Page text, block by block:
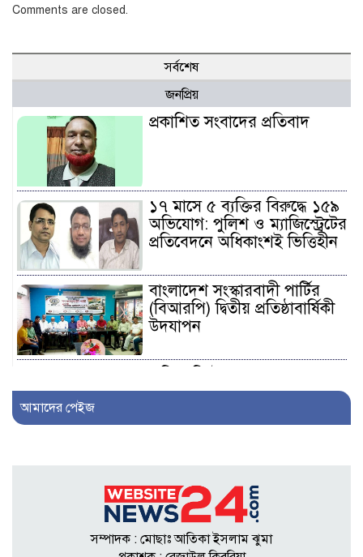
Comments are closed.
সর্বশেষ
জনপ্রিয়
প্রকাশিত সংবাদের প্রতিবাদ
১৭ মাসে ৫ ব্যক্তির বিরুদ্ধে ১৫৯
অভিযোগ: পুলিশ ও ম্যাজিস্ট্রেটের
প্রতিবেদনে অধিকাংশই ভিত্তিহীন
বাংলাদেশ সংস্কারবাদী পার্টির
(বিআরপি) দ্বিতীয় প্রতিষ্ঠাবার্ষিকী
উদযাপন
ঘোষণার দাবি, আলোচনায়
সম্পাদককে!
শিকলবাহা জলাবদ্ধতা নিরসনে
আমাদের পেইজ
সম্পাদক : মোছাঃ আতিকা ইসলাম ঝুমা